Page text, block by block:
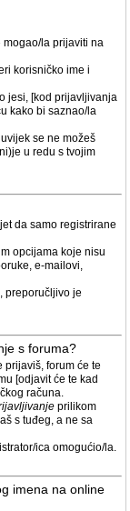
mogao/la prijaviti na
korisničko ime i
jesi, [kod prijavljivanja
kako bi saznao/la
se ne možeš
u redu s tvojim
da samo registrirane
opcijama koje nisu
e-mailovi,
preporučljivo je
s foruma?
prijaviš, forum će te
[odjavit će te kad
računa.
prilikom
s tuđeg, a ne sa
ica omogućio/la.
imena na online